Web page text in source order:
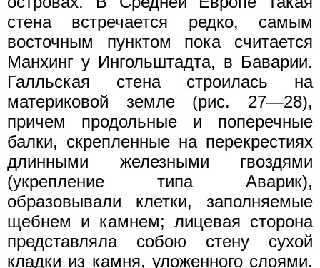
стена встречается редко, самым
восточным пунктом пока считается
Манхинг у Ингольштадта, в Баварии.
Галльская стена строилась на
материковой земле (рис. 27—28),
причем продольные и поперечные
балки, скрепленные на перекрестиях
длинными железными гвоздями
(укрепление типа Аварик),
образовывали клетки, заполняемые
щебнем и камнем; лицевая сторона
представляла собою стену сухой
кладки из камня, уложенного слоями.